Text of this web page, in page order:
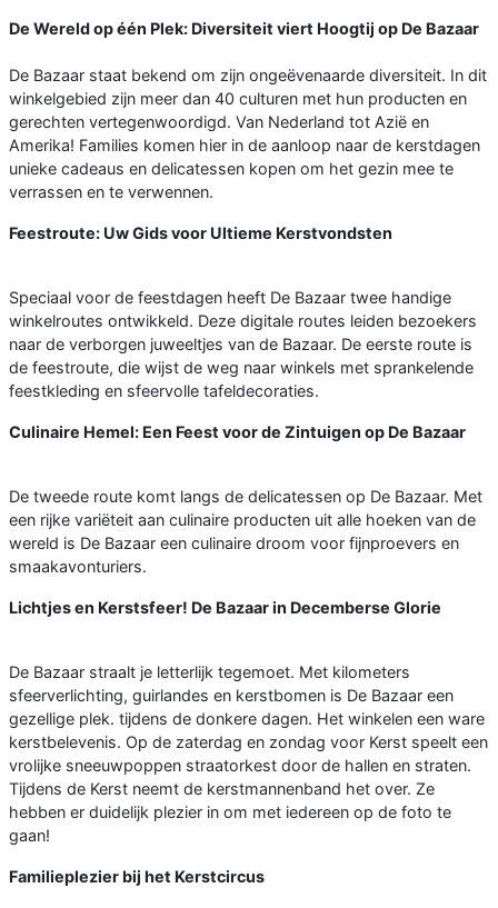
De Wereld op één Plek: Diversiteit viert Hoogtij op De Bazaar
De Bazaar staat bekend om zijn ongeëvenaarde diversiteit. In dit
winkelgebied zijn meer dan 40 culturen met hun producten en
gerechten vertegenwoordigd. Van Nederland tot Azië en
Amerika! Families komen hier in de aanloop naar de kerstdagen
unieke cadeaus en delicatessen kopen om het gezin mee te
verrassen en te verwennen.
Feestroute: Uw Gids voor Ultieme Kerstvondsten
Speciaal voor de feestdagen heeft De Bazaar twee handige
winkelroutes ontwikkeld. Deze digitale routes leiden bezoekers
naar de verborgen juweeltjes van de Bazaar. De eerste route is
de feestroute, die wijst de weg naar winkels met sprankelende
feestkleding en sfeervolle tafeldecoraties.
Culinaire Hemel: Een Feest voor de Zintuigen op De Bazaar
De tweede route komt langs de delicatessen op De Bazaar. Met
een rijke variëteit aan culinaire producten uit alle hoeken van de
wereld is De Bazaar een culinaire droom voor fijnproevers en
smaakavonturiers.
Lichtjes en Kerstsfeer! De Bazaar in Decemberse Glorie
De Bazaar straalt je letterlijk tegemoet. Met kilometers
sfeerverlichting, guirlandes en kerstbomen is De Bazaar een
gezellige plek. tijdens de donkere dagen. Het winkelen een ware
kerstbelevenis. Op de zaterdag en zondag voor Kerst speelt een
vrolijke sneeuwpoppen straatorkest door de hallen en straten.
Tijdens de Kerst neemt de kerstmannenband het over. Ze
hebben er duidelijk plezier in om met iedereen op de foto te
gaan!
Familieplezier bij het Kerstcircus